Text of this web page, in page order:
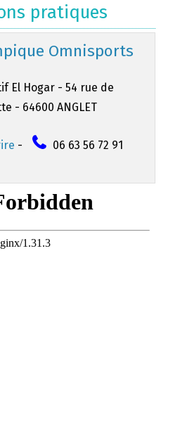
pratiques
Omnisports
El Hogar - 54 rue de
- 64600 ANGLET
- 06 63 56 72 91